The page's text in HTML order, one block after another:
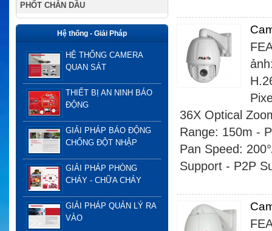
PHỐT CHẮN DẦU
Hệ thống - Giải Pháp
HỆ THỐNG CAMERA
QUAN SÁT
THIẾT BỊ AN NINH BÁO
ĐỘNG
GIẢI PHÁP BÁO ĐỘNG
CHỐNG ĐỘT NHẬP
GIẢI PHÁP PHÒNG
CHÁY - CHỮA CHÁY
GIẢI PHÁP QUẢN LÝ RA
VÀO
36X Optical
Range: 150m -
Pan Speed:
Support - P2P